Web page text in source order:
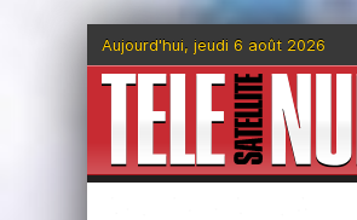
Aujourd'hui, jeudi 6 août 2026